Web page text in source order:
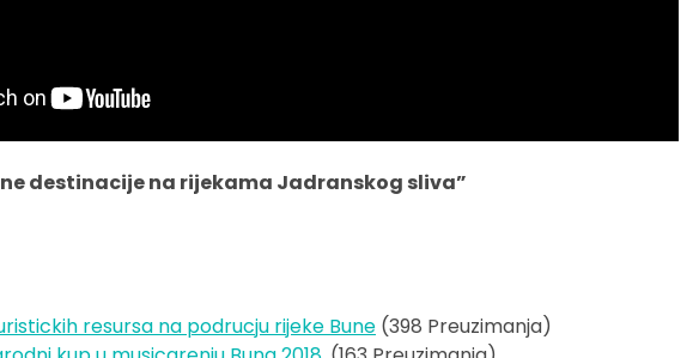
destinacije na rijekama Jadranskog sliva”
resursa na podrucju rijeke Bune (398 Preuzimanja)